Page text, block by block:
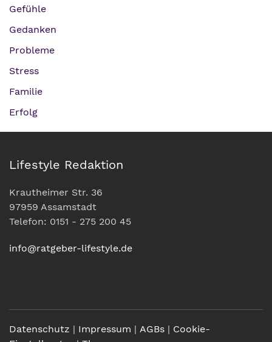
Gefühle
Gedanken
Probleme
Stress
Familie
Erfolg
Lifestyle Redaktion
Krautheimer Str. 36
97959 Assamstadt
Telefon: 0151 - 275 200 45
info@ratgeber-lifestyle.de
Datenschutz | Impressum | AGBs | Cookie-